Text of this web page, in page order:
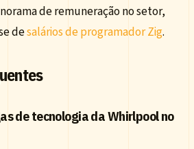
de remuneração no setor,
desalários de programador Zig.
de tecnologia da Whirlpool no